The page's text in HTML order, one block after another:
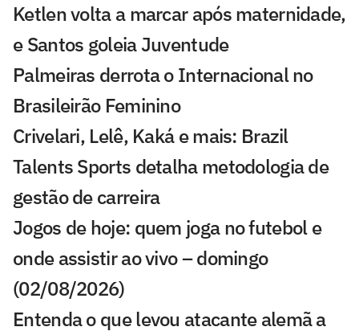
Ketlen volta a marcar após maternidade,
e Santos goleia Juventude
Palmeiras derrota o Internacional no
Brasileirão Feminino
Crivelari, Lelê, Kaká e mais: Brazil
Talents Sports detalha metodologia de
gestão de carreira
Jogos de hoje: quem joga no futebol e
onde assistir ao vivo – domingo
(02/08/2026)
Entenda o que levou atacante alemã a